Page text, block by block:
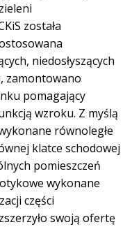
została
niedosłyszących
zamontowano
pomagający
wzroku. Z myślą
równoległe
klatce schodowej
pomieszczeń
wykonane
części
swoją ofertę